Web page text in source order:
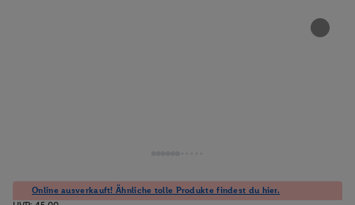
Online ausverkauft! Ähnliche tolle Produkte findest du hier.